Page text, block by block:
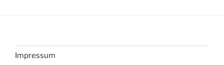
Impressum